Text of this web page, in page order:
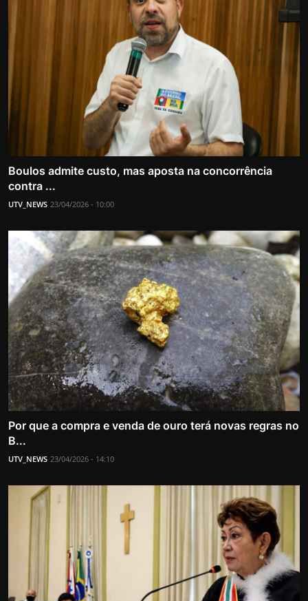
Boulos admite custo, mas aposta na concorrência
contra ...
UTV_NEWS 23/04/2026 - 10:00
Por que a compra e venda de ouro terá novas regras no
B...
UTV_NEWS 23/04/2026 - 14:10